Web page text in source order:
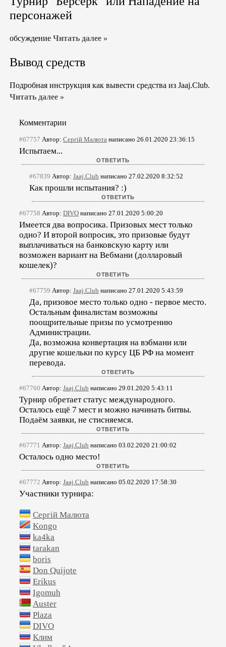
персонажей
обсуждение Читать далее »
Вывод средств
Подробная инструкция как вывести средства из Jaaj.Club.
Читать далее »
Комментарии
#67757 Автор: Сергій Малюта написано 26.01.2020 23:36:15
Испытаем...
#67839 Автор: Jaaj.Club написано 27.02.2020 8:32:52
Как прошли испытания? :)
#67758 Автор: DIVO написано 27.01.2020 5:00:20
Имеется два вопросика. Призовых мест только
одно? И второй вопросик, это призовые будут
выплачиваться на банковскую карту или
возможен вариант на Вебмани (долларовый
кошелек)?
#67759 Автор: Jaaj.Club написано 27.01.2020 5:43:59
Да, призовое место только одно - первое место.
Остальным финалистам возможны
поощрительные призы по усмотрению
Администрации.
Да, возможна конвертация на вэбмани или
другие кошельки по курсу ЦБ РФ на момент
перевода.
#67760 Автор: Jaaj.Club написано 29.01.2020 5:43:11
Турнир обретает статус международного.
Осталось ещё 7 мест и можно начинать битвы.
Подаём заявки, не стисняемся.
#67771 Автор: Jaaj.Club написано 03.02.2020 21:00:02
Осталось одно место!
#67772 Автор: Jaaj.Club написано 05.02.2020 17:58:30
Участники турнира:
Сергій Малюта
Kongo
ka4ka
tarakan
boris
Don Quijote
Erikus
Igomuh
Auster
Plaza
DIVO
Клим